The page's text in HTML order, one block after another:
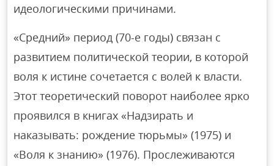
идеологическими причинами.
«Средний» период (70-е годы) связан с
развитием политической теории, в которой
воля к истине сочетается с волей к власти.
Этот теоретический поворот наиболее ярко
проявился в книгах «Надзирать и
наказывать: рождение тюрьмы» (1975) и
«Воля к знанию» (1976). Прослеживаются